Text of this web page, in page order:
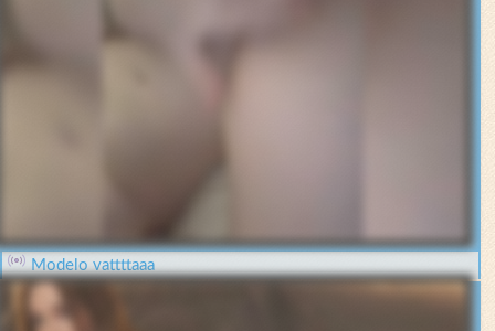
Modelo vattttaaa